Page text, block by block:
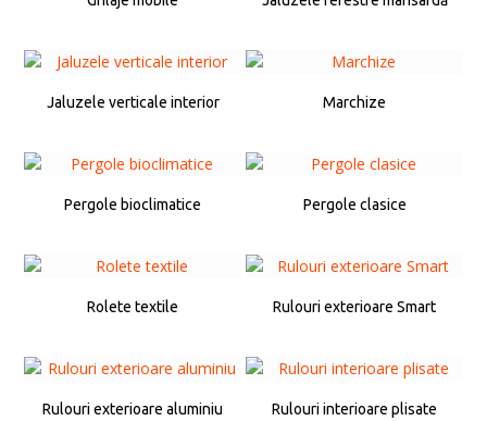
Jaluzele verticale interior Marchize
Pergole bioclimatice Pergole clasice
Rolete textile Rulouri exterioare Smart
Rulouri exterioare aluminiu Rulouri interioare plisate